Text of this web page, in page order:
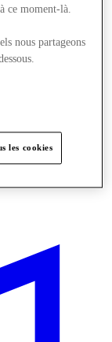
ce moment-là.
nous partageons
les cookies